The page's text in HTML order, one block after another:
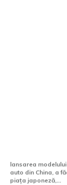
lansarea
auto din China, a
piața japoneză,...